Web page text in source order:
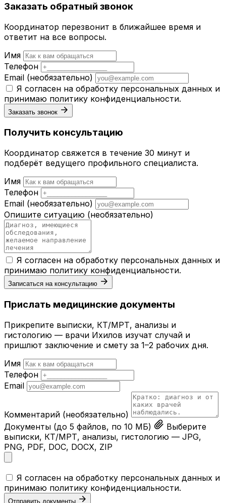
Заказать обратный звонок
Координатор перезвонит в ближайшее время и
ответит на все вопросы.
Имя
Телефон
Email (необязательно)
Я согласен на обработку персональных данных и
принимаю политику конфиденциальности.
Заказать звонок
Получить консультацию
Координатор свяжется в течение 30 минут и
подберёт ведущего профильного специалиста.
Имя
Телефон
Email (необязательно)
Опишите ситуацию (необязательно)
Я согласен на обработку персональных данных и
принимаю политику конфиденциальности.
Записаться на консультацию
Прислать медицинские документы
Прикрепите выписки, КТ/МРТ, анализы и
гистологию — врачи Ихилов изучат случай и
пришлют заключение и смету за 1–2 рабочих дня.
Имя
Телефон
Email
Комментарий (необязательно)
Документы (до 5 файлов, по 10 МБ)
Выберите
выписки, КТ/МРТ, анализы, гистологию — JPG,
PNG, PDF, DOC, DOCX, ZIP
Я согласен на обработку персональных данных и
принимаю политику конфиденциальности.
Отправить документы